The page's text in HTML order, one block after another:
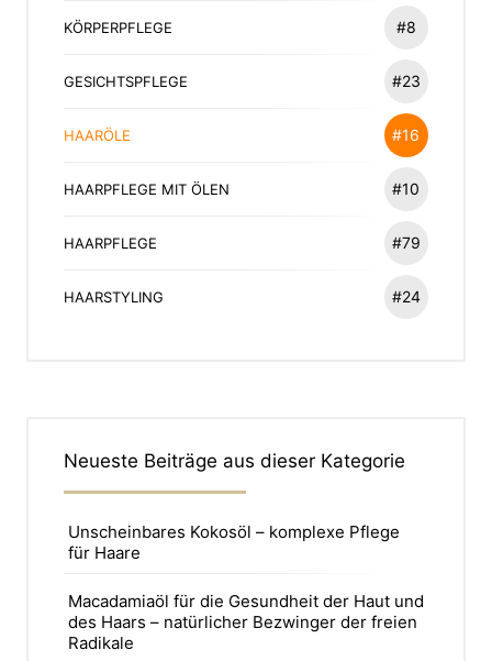
KÖRPERPFLEGE #8
GESICHTSPFLEGE #23
HAARÖLE #16
HAARPFLEGE MIT ÖLEN #10
HAARPFLEGE #79
HAARSTYLING #24
Neueste Beiträge aus dieser Kategorie
Unscheinbares Kokosöl – komplexe Pflege
für Haare
Macadamiaöl für die Gesundheit der Haut und
des Haars – natürlicher Bezwinger der freien
Radikale